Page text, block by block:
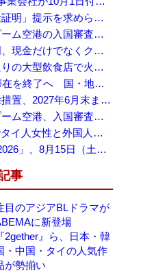
タイ入国時に「所持金証明」提示を求められる場合も、タイ政府観光庁が外国人旅行者に再周知
バンコク・スワンナプーム空港の入国審査に長蛇の列、SNSで「3～4時間待ち」との投稿が拡散
タイ入国の所持金証明、現金だけでなくクレジットカードや銀行明細も提示可能
バンコク・ラプラオ通りの大型飲食店で火災、27人死亡・多数負傷
タイ、ノービザ60日滞在を終了へ 国・地域別に30日・15日へ再編
タイ人の日本ビザ免除措置、2027年6月末まで延長 不安広がる中でひとまず安堵
バンコク・スワンナプーム空港、入国審査で2～3時間待ちの時間帯も 審査厳格化と人員不足が影響か
バンコクのBTS車内でタイ人女性と外国人学生グループが口論、騒音めぐる動画が拡散
「タイフェア in 東京 2026」、8月15日（土）・16日（日）に代々木公園で開催
事
目のアジアBLドラマが
に新登場
『2gether』ら、日本・韓
・中国・タイの人気作
が勢揃い